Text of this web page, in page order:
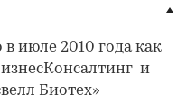
июле 2010 года как
и
Биотех»